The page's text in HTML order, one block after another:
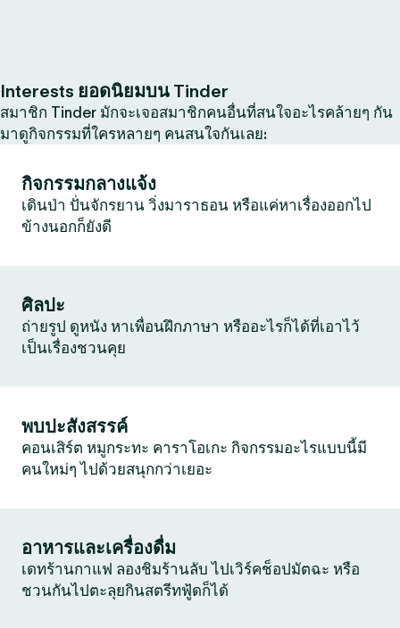
Interests ยอดนิยมบน Tinder
สมาชิก Tinder มักจะเจอสมาชิกคนอื่นที่สนใจอะไรคล้ายๆ กัน
มาดูกิจกรรมที่ใครหลายๆ คนสนใจกันเลย:
กิจกรรมกลางแจ้ง
เดินป่า ปั่นจักรยาน วิ่งมาราธอน หรือแค่หาเรื่องออกไป
ข้างนอกก็ยังดี
ศิลปะ
ถ่ายรูป ดูหนัง หาเพื่อนฝึกภาษา หรืออะไรก็ได้ที่เอาไว้
เป็นเรื่องชวนคุย
พบปะสังสรรค์
คอนเสิร์ต หมูกระทะ คาราโอเกะ กิจกรรมอะไรแบบนี้มี
คนใหม่ๆ ไปด้วยสนุกกว่าเยอะ
อาหารและเครื่องดื่ม
เดทร้านกาแฟ ลองชิมร้านลับ ไปเวิร์คช็อปมัตฉะ หรือ
ชวนกันไปตะลุยกินสตรีทฟู้ดก็ได้